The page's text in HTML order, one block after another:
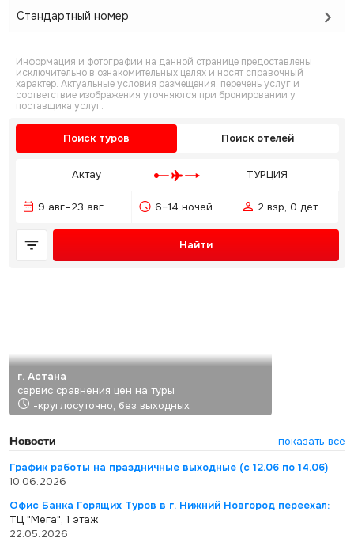
Стандартный номер
Информация и фотографии на данной странице предоставлены
исключительно в ознакомительных целях и носят справочный
характер. Актуальные условия размещения, перечень услуг и
соответствие изображения уточняются при бронировании у
поставщика услуг.
Поиск туров Поиск отелей
Актау ТУРЦИЯ
9 авг–23 авг 6–14 ночей 2 взр, 0 дет
Найти
г. Астана
сервис сравнения цен на туры
-круглосуточно, без выходных
Новости
показать все
График работы на праздничные выходные (с 12.06 по 14.06)
10.06.2026
Офис Банка Горящих Туров в г. Нижний Новгород переехал:
ТЦ "Мега", 1 этаж
22.05.2026